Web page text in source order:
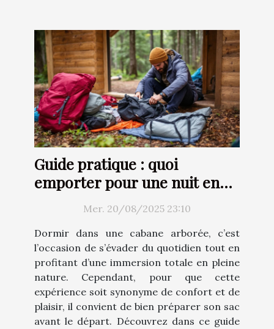
Guide pratique : quoi
emporter pour une nuit en
cabane arborée ?
Mer. 20/08/2025 23:10
Dormir dans une cabane arborée, c’est
l’occasion de s’évader du quotidien tout en
profitant d’une immersion totale en pleine
nature. Cependant, pour que cette
expérience soit synonyme de confort et de
plaisir, il convient de bien préparer son sac
avant le départ. Découvrez dans ce guide